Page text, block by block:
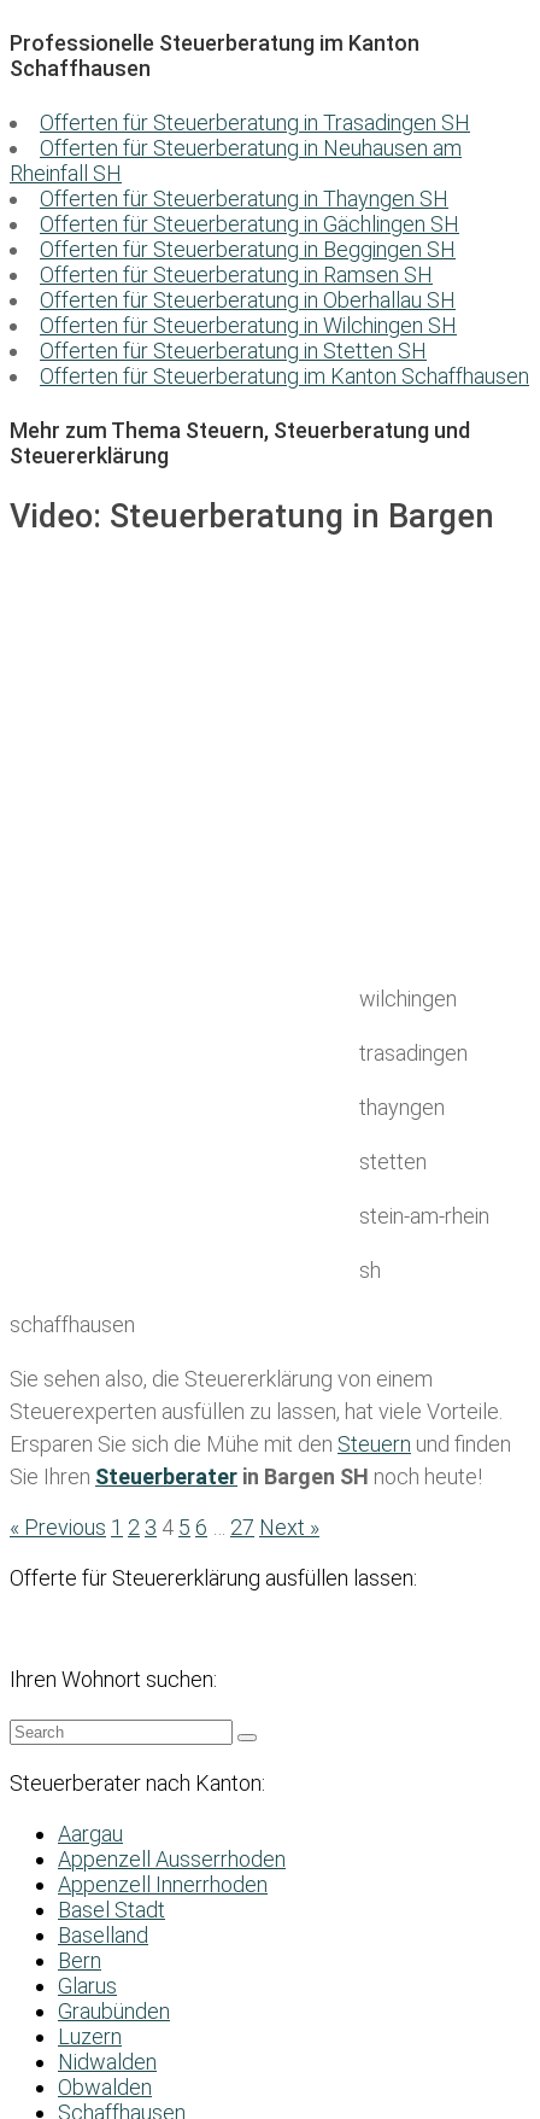
Professionelle Steuerberatung im Kanton
Schaffhausen
Offerten für Steuerberatung in Trasadingen SH
Offerten für Steuerberatung in Neuhausen am
Rheinfall SH
Offerten für Steuerberatung in Thayngen SH
Offerten für Steuerberatung in Gächlingen SH
Offerten für Steuerberatung in Beggingen SH
Offerten für Steuerberatung in Ramsen SH
Offerten für Steuerberatung in Oberhallau SH
Offerten für Steuerberatung in Wilchingen SH
Offerten für Steuerberatung in Stetten SH
Offerten für Steuerberatung im Kanton Schaffhausen
Mehr zum Thema Steuern, Steuerberatung und
Steuererklärung
Video: Steuerberatung in Bargen
wilchingen
trasadingen
thayngen
stetten
stein-am-rhein
sh
schaffhausen
Sie sehen also, die Steuererklärung von einem
Steuerexperten ausfüllen zu lassen, hat viele Vorteile.
Ersparen Sie sich die Mühe mit den Steuern und finden
Sie Ihren Steuerberater in Bargen SH noch heute!
« Previous 1 2 3 4 5 6 27 Next »
Offerte für Steuererklärung ausfüllen lassen:
Ihren Wohnort suchen:
Steuerberater nach Kanton:
Aargau
Appenzell Ausserrhoden
Appenzell Innerrhoden
Basel Stadt
Baselland
Bern
Glarus
Graubünden
Luzern
Nidwalden
Obwalden
Schaffhausen